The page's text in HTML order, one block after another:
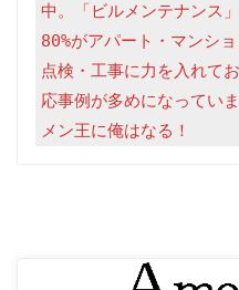
中。「ビルメンテナンス
80%がアパート・マンシ
点検・工事に力を入れて
応事例が多めになってい
メン王に俺はなる！